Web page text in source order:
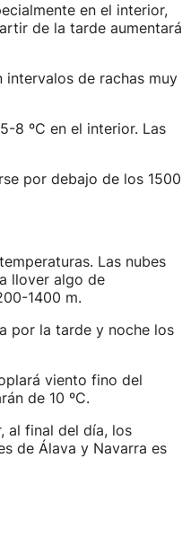
en el interior,
de la tarde aumentará
de rachas muy
8 ºC en el interior. Las
por debajo de los 1500
Las nubes
llover algo de
1400 m.
por la tarde y noche los
viento fino del
de 10 ºC.
al final del día, los
de Álava y Navarra es